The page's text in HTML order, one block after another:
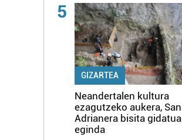
5
GIZARTEA
Neandertalen kultura
ezagutzeko aukera, San
Adrianera bisita gidatua
eginda